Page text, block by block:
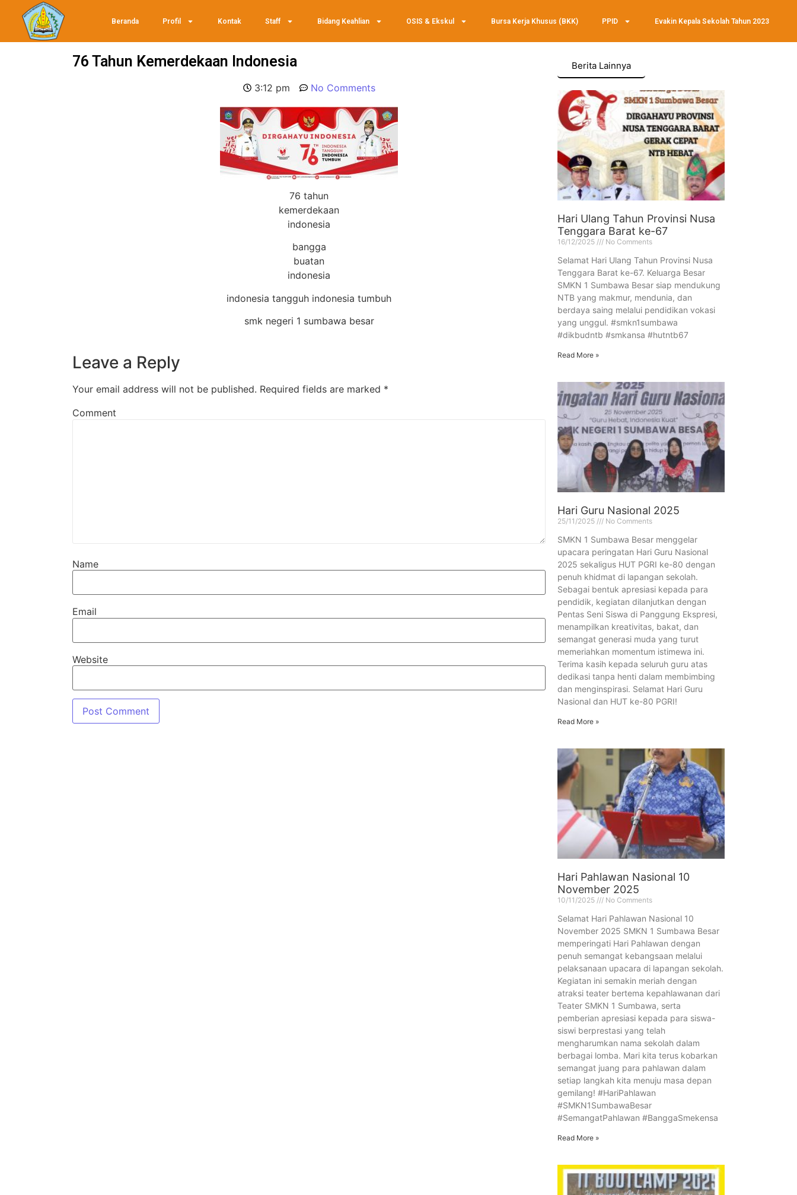
Beranda Profil Kontak Staff Bidang Keahlian OSIS & Ekskul Bursa Kerja Khusus (BKK) PPID Evakin Kepala Sekolah Tahun 2023
76 Tahun Kemerdekaan Indonesia
3:12 pm No Comments
76 tahun
kemerdekaan
indonesia
bangga
buatan
indonesia
indonesia tangguh indonesia tumbuh
smk negeri 1 sumbawa besar
Leave a Reply
Your email address will not be published. Required fields are marked *
Comment
Name
Email
Website
Berita Lainnya
Hari Ulang Tahun Provinsi Nusa
Tenggara Barat ke-67
16/12/2025 No Comments
Selamat Hari Ulang Tahun Provinsi Nusa
Tenggara Barat ke-67. Keluarga Besar
SMKN 1 Sumbawa Besar siap mendukung
NTB yang makmur, mendunia, dan
berdaya saing melalui pendidikan vokasi
yang unggul. #smkn1sumbawa
#dikbudntb #smkansa #hutntb67
Read More »
Hari Guru Nasional 2025
25/11/2025 No Comments
SMKN 1 Sumbawa Besar menggelar
upacara peringatan Hari Guru Nasional
2025 sekaligus HUT PGRI ke-80 dengan
penuh khidmat di lapangan sekolah.
Sebagai bentuk apresiasi kepada para
pendidik, kegiatan dilanjutkan dengan
Pentas Seni Siswa di Panggung Ekspresi,
menampilkan kreativitas, bakat, dan
semangat generasi muda yang turut
memeriahkan momentum istimewa ini.
Terima kasih kepada seluruh guru atas
dedikasi tanpa henti dalam membimbing
dan menginspirasi. Selamat Hari Guru
Nasional dan HUT ke-80 PGRI!
Read More »
Hari Pahlawan Nasional 10
November 2025
10/11/2025 No Comments
Selamat Hari Pahlawan Nasional 10
November 2025 SMKN 1 Sumbawa Besar
memperingati Hari Pahlawan dengan
penuh semangat kebangsaan melalui
pelaksanaan upacara di lapangan sekolah.
Kegiatan ini semakin meriah dengan
atraksi teater bertema kepahlawanan dari
Teater SMKN 1 Sumbawa, serta
pemberian apresiasi kepada para siswa-
siswi berprestasi yang telah
mengharumkan nama sekolah dalam
berbagai lomba. Mari kita terus kobarkan
semangat juang para pahlawan dalam
setiap langkah kita menuju masa depan
gemilang! #HariPahlawan
#SMKN1SumbawaBesar
#SemangatPahlawan #BanggaSmekensa
Read More »